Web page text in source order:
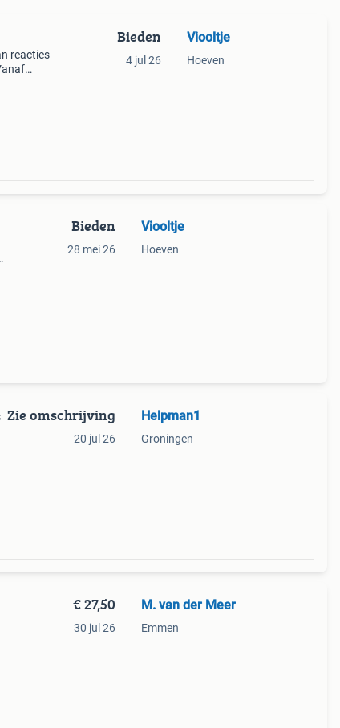
reacties
Bieden
4 jul 26
Viooltje
Hoeven
Bieden
28 mei 26
Viooltje
Hoeven
Zie omschrijving
20 jul 26
Helpman1
Groningen
€ 27,50
30 jul 26
M. van der Meer
Emmen